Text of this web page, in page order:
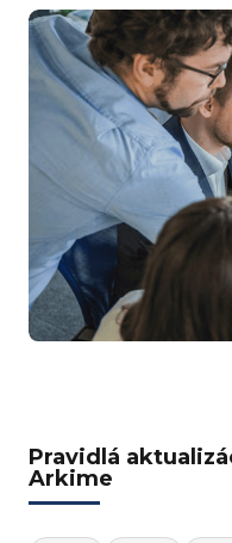
Pravidlá
Arkime